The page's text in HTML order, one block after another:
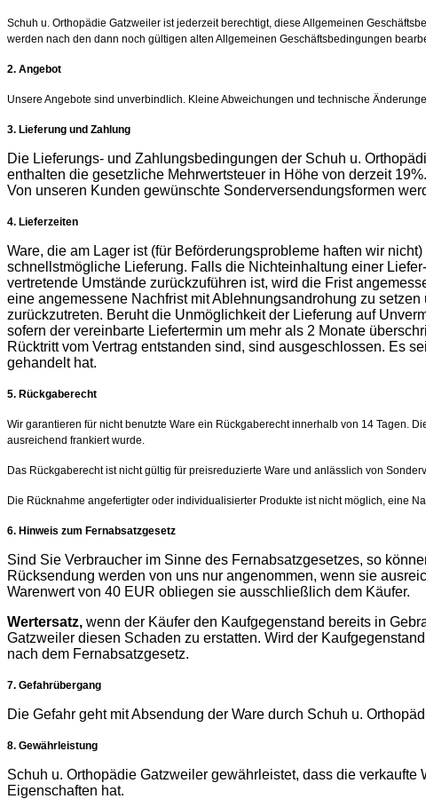
Schuh u. Orthopädie Gatzweiler ist jederzeit berechtigt, diese Allgemeinen
werden nach den dann noch gültigen alten Allgemeinen Geschäftsbedingungen
2. Angebot
Unsere Angebote sind unverbindlich. Kleine Abweichungen und technische
3. Lieferung und Zahlung
Die Lieferungs- und Zahlungsbedingungen der Schuh u.
enthalten die gesetzliche Mehrwertsteuer in Höhe von derzeit
Von unseren Kunden gewünschte Sonderversendungsformen
4. Lieferzeiten
Ware, die am Lager ist (für Beförderungsprobleme haften wir
schnellstmögliche Lieferung. Falls die Nichteinhaltung einer
vertretende Umstände zurückzuführen ist, wird die Frist
eine angemessene Nachfrist mit Ablehnungsandrohung zu
zurückzutreten. Beruht die Unmöglichkeit der Lieferung auf
sofern der vereinbarte Liefertermin um mehr als 2 Monate
Rücktritt vom Vertrag entstanden sind, sind ausgeschlossen. Es
gehandelt hat.
5. Rückgaberecht
Wir garantieren für nicht benutzte Ware ein Rückgaberecht innerhalb von 14 Tagen.
ausreichend frankiert wurde.
Das Rückgaberecht ist nicht gültig für preisreduzierte Ware und anlässlich von
Die Rücknahme angefertigter oder individualisierter Produkte ist nicht möglich, eine
6. Hinweis zum Fernabsatzgesetz
Sind Sie Verbraucher im Sinne des Fernabsatzgesetzes, so
Rücksendung werden von uns nur angenommen, wenn sie
Warenwert von 40 EUR obliegen sie ausschließlich dem Käufer.
Wertersatz, wenn der Käufer den Kaufgegenstand bereits in
Gatzweiler diesen Schaden zu erstatten. Wird der
nach dem Fernabsatzgesetz.
7. Gefahrübergang
Die Gefahr geht mit Absendung der Ware durch Schuh u.
8. Gewährleistung
Schuh u. Orthopädie Gatzweiler gewährleistet, dass die
Eigenschaften hat.